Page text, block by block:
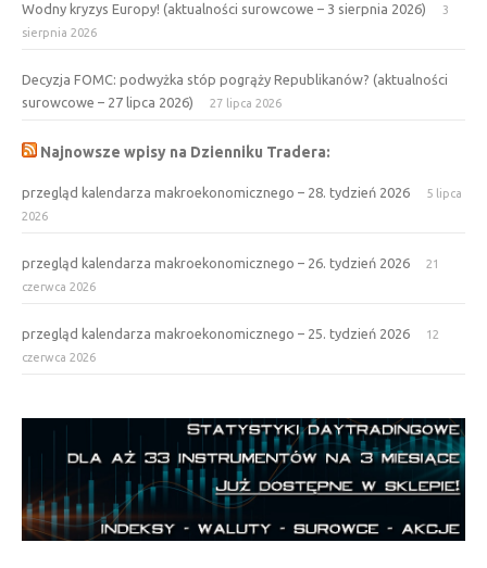
Wodny kryzys Europy! (aktualności surowcowe – 3 sierpnia 2026)
3
sierpnia 2026
Decyzja FOMC: podwyżka stóp pogrąży Republikanów? (aktualności
surowcowe – 27 lipca 2026)
27 lipca 2026
Najnowsze wpisy na Dzienniku Tradera:
przegląd kalendarza makroekonomicznego – 28. tydzień 2026
5 lipca
2026
przegląd kalendarza makroekonomicznego – 26. tydzień 2026
21
czerwca 2026
przegląd kalendarza makroekonomicznego – 25. tydzień 2026
12
czerwca 2026